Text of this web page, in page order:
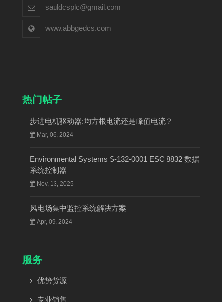
sauldcsplc@gmail.com
www.abbgedcs.com
热门帖子
步进电机驱动器:均方根电流还是峰值电流？
Mar, 06, 2024
Environmental Systems S-132-0001 ESC 8832 数据
系统控制器
Nov, 13, 2025
风电场集中监控系统解决方案
Apr, 09, 2024
服务
优势货源
专业销售